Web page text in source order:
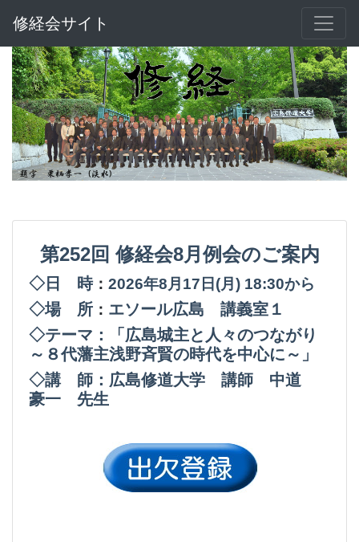
修経会サイト
第252回修経会8月例会のご案内
◇日 時： 2026年8月17日(月 ) 18:30から
◇場 所 ： エソール広島 講義室１
◇テーマ：「広島城主と人々のつながり
～８代藩主浅野斉賢の時代を中心に～」
◇講 師：広島修道大学 講師 中道
豪一 先生